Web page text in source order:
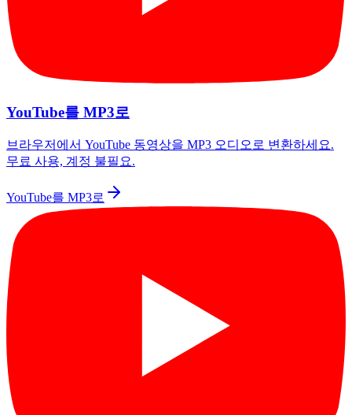
YouTube를 MP3로
브라우저에서 YouTube 동영상을 MP3 오디오로 변환하세요.
무료 사용, 계정 불필요.
YouTube를 MP3로